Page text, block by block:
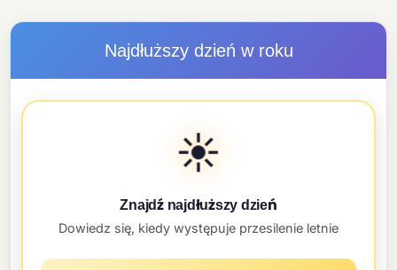
Najdłuższy dzień w roku
☀️
Znajdź najdłuższy dzień
Dowiedz się, kiedy występuje przesilenie letnie